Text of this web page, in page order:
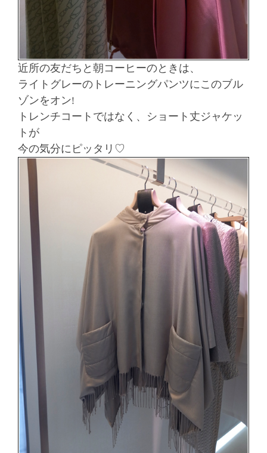
近所の友だちと朝コーヒーのときは、
ライトグレーのトレーニングパンツにこのブル
ゾンをオン!
トレンチコートではなく、ショート丈ジャケッ
トが
今の気分にピッタリ♡